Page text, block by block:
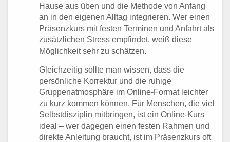
Hause aus üben und die Methode von Anfang
an in den eigenen Alltag integrieren. Wer einen
Präsenzkurs mit festen Terminen und Anfahrt als
zusätzlichen Stress empfindet, weiß diese
Möglichkeit sehr zu schätzen.
Gleichzeitig sollte man wissen, dass die
persönliche Korrektur und die ruhige
Gruppenatmosphäre im Online-Format leichter
zu kurz kommen können. Für Menschen, die viel
Selbstdisziplin mitbringen, ist ein Online-Kurs
ideal – wer dagegen einen festen Rahmen und
direkte Anleitung braucht, ist im Präsenzkurs oft